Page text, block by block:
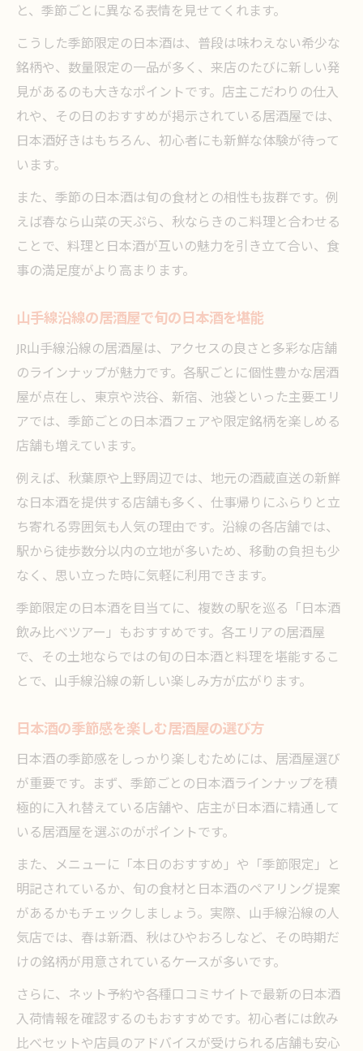
と、季節ごとに異なる表情を見せてくれます。
こうした季節限定の日本酒は、普段は味わえない希少な
銘柄や、数量限定の一品が多く、来店のたびに新しい発
見があるのも大きなポイントです。店主こだわりの仕入
れや、その日のおすすめが掲示されている居酒屋では、
日本酒好きはもちろん、初心者にも新鮮な体験が待って
います。
また、季節の日本酒は旬の食材との相性も抜群です。例
えば春なら山菜の天ぷら、秋ならきのこ料理と合わせる
ことで、料理と日本酒が互いの魅力を引き立て合い、食
事の満足度がより高まります。
山手線沿線の居酒屋で旬の日本酒を堪能
JR山手線沿線の居酒屋は、アクセスの良さと多彩な店舗
のラインナップが魅力です。各駅ごとに個性豊かな居酒
屋が点在し、東京や渋谷、新宿、池袋といった主要エリ
アでは、季節ごとの日本酒フェアや限定銘柄を楽しめる
店舗も増えています。
例えば、秋葉原や上野周辺では、地元の酒蔵直送の新鮮
な日本酒を提供する店舗も多く、仕事帰りにふらりと立
ち寄れる雰囲気も人気の理由です。沿線の各店舗では、
駅から徒歩数分以内の立地が多いため、移動の負担も少
なく、思い立った時に気軽に利用できます。
季節限定の日本酒を目当てに、複数の駅を巡る「日本酒
飲み比べツアー」もおすすめです。各エリアの居酒屋
で、その土地ならではの旬の日本酒と料理を堪能するこ
とで、山手線沿線の新しい楽しみ方が広がります。
日本酒の季節感を楽しむ居酒屋の選び方
日本酒の季節感をしっかり楽しむためには、居酒屋選び
が重要です。まず、季節ごとの日本酒ラインナップを積
極的に入れ替えている店舗や、店主が日本酒に精通して
いる居酒屋を選ぶのがポイントです。
また、メニューに「本日のおすすめ」や「季節限定」と
明記されているか、旬の食材と日本酒のペアリング提案
があるかもチェックしましょう。実際、山手線沿線の人
気店では、春は新酒、秋はひやおろしなど、その時期だ
けの銘柄が用意されているケースが多いです。
さらに、ネット予約や各種口コミサイトで最新の日本酒
入荷情報を確認するのもおすすめです。初心者には飲み
比べセットや店員のアドバイスが受けられる店舗も安心